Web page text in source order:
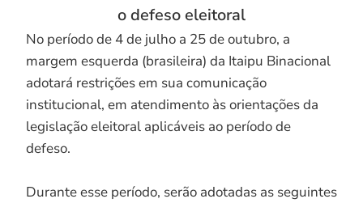
o defeso eleitoral
No período de 4 de julho a 25 de outubro, a
margem esquerda (brasileira) da Itaipu Binacional
adotará restrições em sua comunicação
institucional, em atendimento às orientações da
legislação eleitoral aplicáveis ao período de
defeso.
Durante esse período, serão adotadas as seguintes